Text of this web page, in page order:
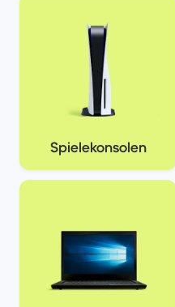
Spielekonsolen